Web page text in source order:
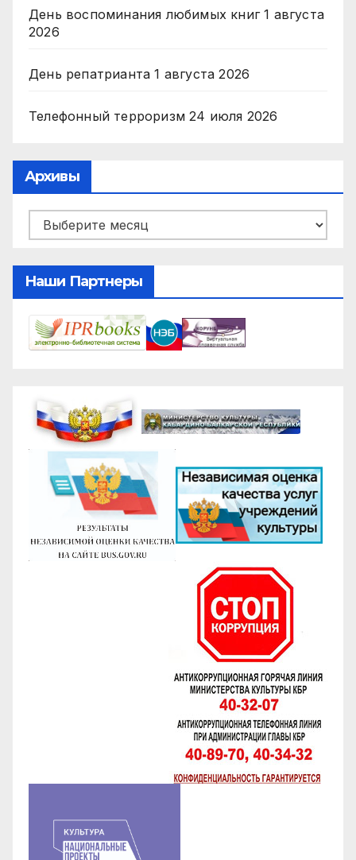
День воспоминания любимых книг 1 августа
2026
День репатрианта 1 августа 2026
Телефонный терроризм 24 июля 2026
Архивы
Архивы
Наши Партнеры